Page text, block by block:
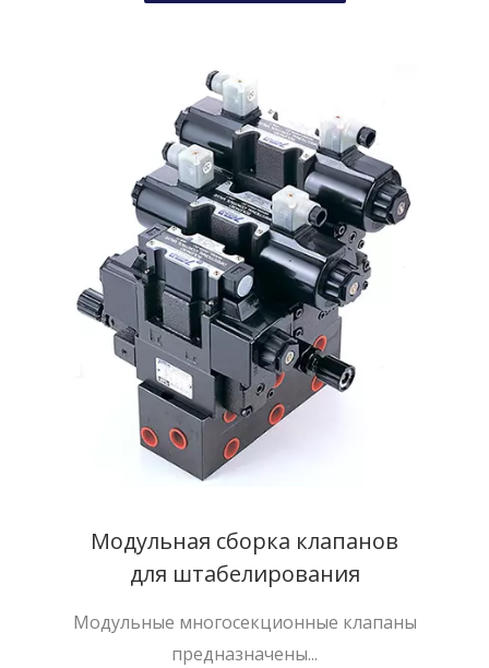
Модульная сборка клапанов
для штабелирования
Модульные многосекционные клапаны
предназначены...